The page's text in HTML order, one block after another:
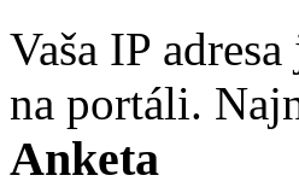
Vaša IP adresa
na portáli.
Anketa